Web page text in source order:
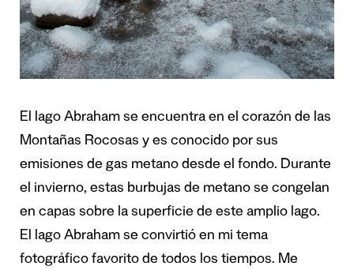
El lago Abraham se encuentra en el corazón de las
Montañas Rocosas y es conocido por sus
emisiones de gas metano desde el fondo. Durante
el invierno, estas burbujas de metano se congelan
en capas sobre la superficie de este amplio lago.
El lago Abraham se convirtió en mi tema
fotográfico favorito de todos los tiempos. Me